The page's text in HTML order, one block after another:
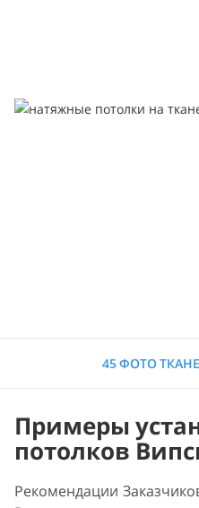
45 ФОТО
Примеры
потолков
Рекомендации